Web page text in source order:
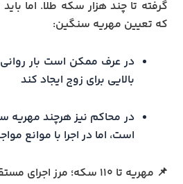
گرفته تا چند هزار سکه طلا. اما
که تعیین مهریه سنگین:
در عرف ممکن است بار روانی
بالایی برای زوج ایجاد کند
در محاکم نیز هرچند مهریه
است، اما در اجرا با موانع
📌 مهریه تا ۱۱۰ سکه؛ مرز اجرای مستقیم